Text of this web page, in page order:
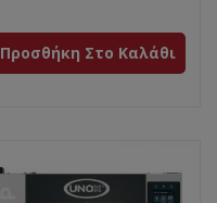
Προσθήκη Στο Καλάθι